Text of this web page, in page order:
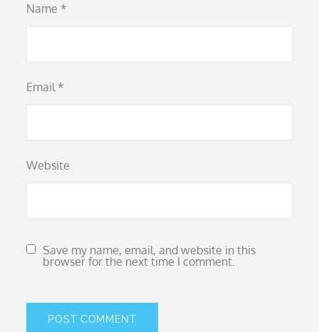
Name *
Email *
Website
Save my name, email, and website in this
browser for the next time I comment.